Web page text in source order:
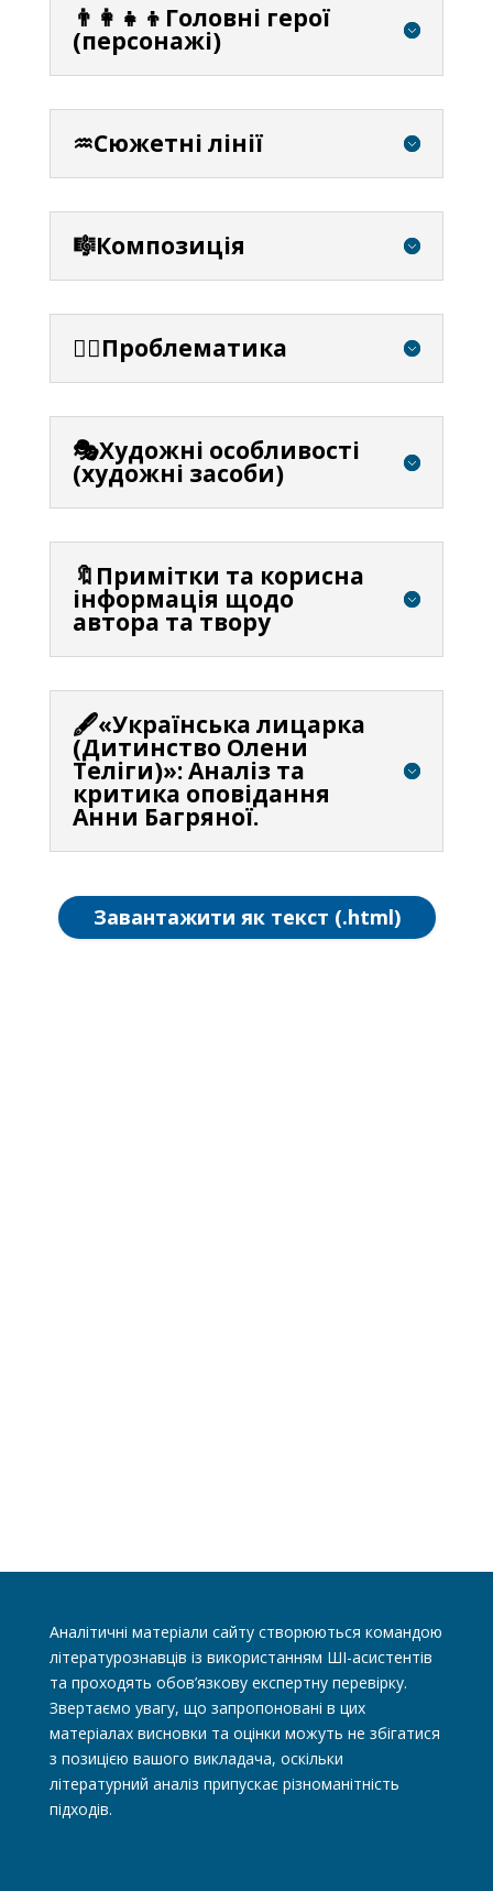
👨‍👩‍👧‍👦Головні герої
(персонажі)
♒Сюжетні лінії
🎼Композиція
⛓️‍💥Проблематика
🎭Художні особливості
(художні засоби)
🔖Примітки та корисна
інформація щодо
автора та твору
🖋️«Українська лицарка
(Дитинство Олени
Теліги)»: Аналіз та
критика оповідання
Анни Багряної.
Завантажити як текст (.html)
Аналітичні матеріали сайту створюються командою
літературознавців із використанням ШІ-асистентів
та проходять обов’язкову експертну перевірку.
Звертаємо увагу, що запропоновані в цих
матеріалах висновки та оцінки можуть не збігатися
з позицією вашого викладача, оскільки
літературний аналіз припускає різноманітність
підходів.